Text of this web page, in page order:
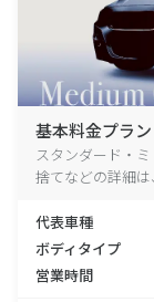
基本料金プラン
スタンダード・
捨てなどの詳細は
代表車種
ボディタイプ
営業時間